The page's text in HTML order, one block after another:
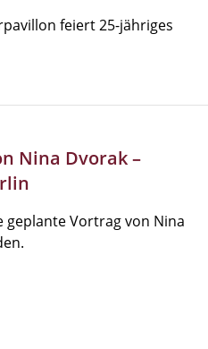
feiert 25-jähriges
Nina Dvorak –
Vortrag von Nina